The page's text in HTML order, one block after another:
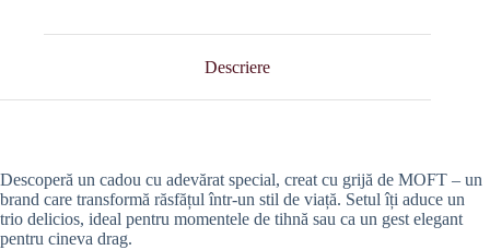
Descriere
Descoperă un cadou cu adevărat special, creat cu grijă de MOFT – un
brand care transformă răsfățul într-un stil de viață. Setul îți aduce un
trio delicios, ideal pentru momentele de tihnă sau ca un gest elegant
pentru cineva drag.